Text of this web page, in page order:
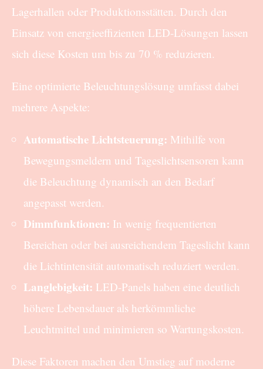
Lagerhallen oder Produktionsstätten. Durch den
Einsatz von energieeffizienten LED-Lösungen lassen
sich diese Kosten um bis zu 70 % reduzieren.
Eine optimierte Beleuchtungslösung umfasst dabei
mehrere Aspekte:
Automatische Lichtsteuerung: Mithilfe von
Bewegungsmeldern und Tageslichtsensoren kann
die Beleuchtung dynamisch an den Bedarf
angepasst werden.
Dimmfunktionen: In wenig frequentierten
Bereichen oder bei ausreichendem Tageslicht kann
die Lichtintensität automatisch reduziert werden.
Langlebigkeit: LED-Panels haben eine deutlich
höhere Lebensdauer als herkömmliche
Leuchtmittel und minimieren so Wartungskosten.
Diese Faktoren machen den Umstieg auf moderne